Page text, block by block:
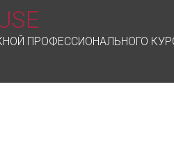
ПРОФЕССИОНАЛЬНОГО